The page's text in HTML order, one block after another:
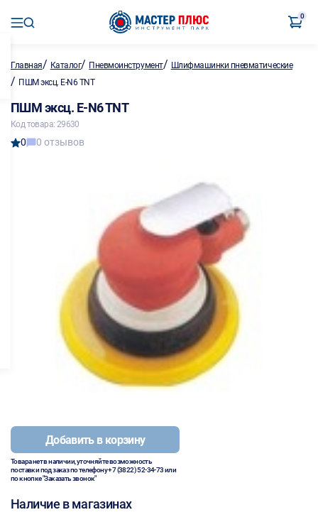
0
Главная/ Каталог/ Пневмоинструмент/ Шлифмашинки пневматические
/ ПШМ эксц. Е-N6 TNT
ПШМ эксц. Е-N6 TNT
Код товара: 29630
0 0 отзывов
Добавить в корзину
Товара нет в наличии, уточняйте возможность
поставки под заказ по телефону+7 (3822) 52-34-73или
по кнопке "Заказать звонок"
Наличие в магазинах